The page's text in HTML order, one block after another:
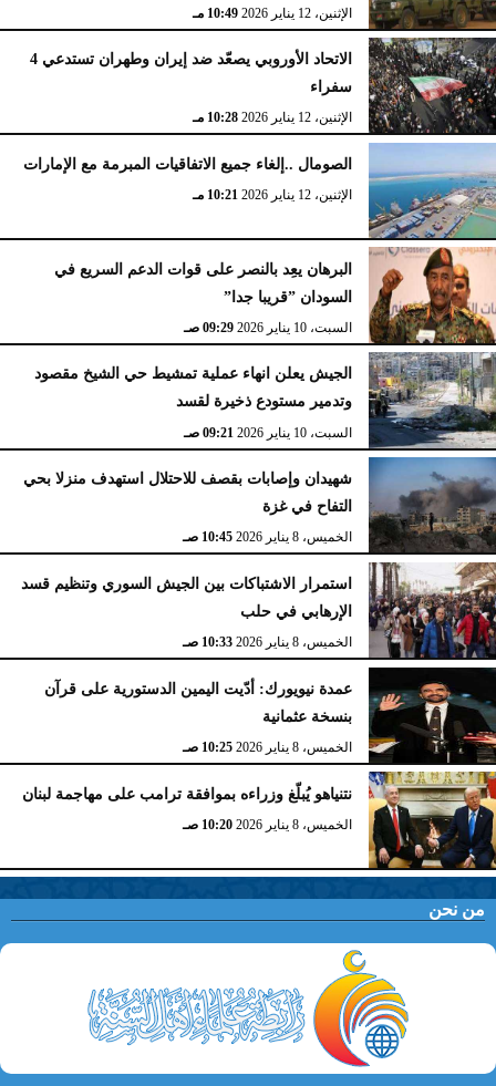
الإثنين، 12 يناير 2026 10:49 مـ
الاتحاد الأوروبي يصعّد ضد إيران وطهران تستدعي 4
سفراء
الإثنين، 12 يناير 2026 10:28 مـ
الصومال ..إلغاء جميع الاتفاقيات المبرمة مع الإمارات
الإثنين، 12 يناير 2026 10:21 مـ
البرهان يعِد بالنصر على قوات الدعم السريع في
السودان ”قريبا جدا”
السبت، 10 يناير 2026 09:29 صـ
الجيش يعلن انهاء عملية تمشيط حي الشيخ مقصود
وتدمير مستودع ذخيرة لقسد
السبت، 10 يناير 2026 09:21 صـ
شهيدان وإصابات بقصف للاحتلال استهدف منزلا بحي
التفاح في غزة
الخميس، 8 يناير 2026 10:45 صـ
استمرار الاشتباكات بين الجيش السوري وتنظيم قسد
الإرهابي في حلب
الخميس، 8 يناير 2026 10:33 صـ
عمدة نيويورك: أدّيت اليمين الدستورية على قرآن
بنسخة عثمانية
الخميس، 8 يناير 2026 10:25 صـ
نتنياهو يُبلّغ وزراءه بموافقة ترامب على مهاجمة لبنان
الخميس، 8 يناير 2026 10:20 صـ
من نحن